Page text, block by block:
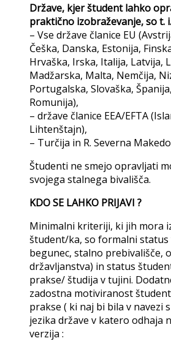
Države, kjer študent lahko
praktično izobraževanje, so t.
– Vse države članice EU
Češka, Danska, Estonija,
Hrvaška, Irska, Italija, Latvija,
Madžarska, Malta, Nemčija,
Portugalska, Slovaška,
Romunija),
– države članice EEA/EFTA
Lihtenštajn),
– Turčija in R. Severna
Študenti ne smejo opravljati
svojega stalnega bivališča.
KDO SE LAHKO PRIJAVI ?
Minimalni kriteriji, ki jih mora
študent/ka, so formalni status
begunec, stalno prebivališče,
državljanstva) in status
prakse/ študija v tujini.
zadostna motiviranost
prakse ( ki naj bi bila v navezi
jezika države v katero odhaja
verzija :